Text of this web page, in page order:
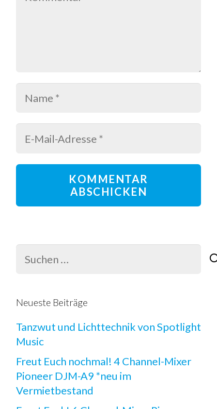
KOMMENTAR
ABSCHICKEN
Suchen
nach:
Neueste Beiträge
Tanzwut und Lichttechnik von Spotlight
Music
Freut Euch nochmal! 4 Channel-Mixer
Pioneer DJM-A9 *neu im
Vermietbestand